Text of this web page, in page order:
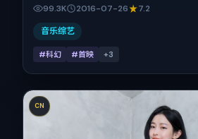
地与出品背景为中国台湾。上映时间
登记日 2016-07-26），全片136分钟，
99.3K 2016-07-26 7.2
音乐综艺
#科幻 #首映 +3
CN